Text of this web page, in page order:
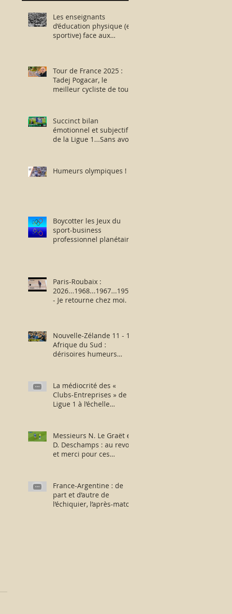
Les enseignants
d’éducation physique (et
sportive) face aux
en milieu hostile !
Tour de France 2025 :
Tadej Pogacar, le
meilleur cycliste de tous
Armstrong revisitée ?
Succinct bilan
émotionnel et subjectif
de la Ligue 1...Sans avoir
Humeurs olympiques !
Boycotter les Jeux du
sport-business
professionnel planétaire
Paris-Roubaix :
2026...1968...1967...1957
- Je retourne chez moi.
Nouvelle-Zélande 11 - 12
Afrique du Sud :
dérisoires humeurs
La médiocrité des «
Clubs-Entreprises » de
Ligue 1 à l’échelle
Messieurs N. Le Graët et
D. Deschamps : au revoir
et merci pour ces
France-Argentine : de
part et d’autre de
l’échiquier, l’après-match